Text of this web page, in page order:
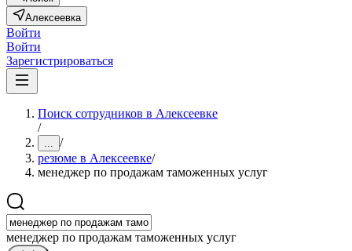
Алексеевка
Войти
Войти
Зарегистрироваться
Поиск сотрудников в Алексеевке
/
... /
резюме в Алексеевке/
менеджер по продажам таможенных услуг
менеджер по продажам таможенных услуг